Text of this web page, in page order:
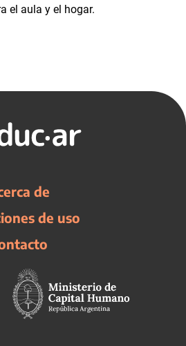
el aula y el hogar.
de
de uso